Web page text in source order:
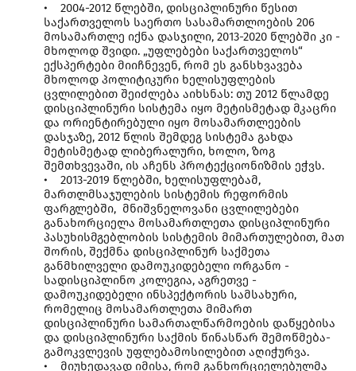
• 2004-2012 წლებში, დისციპლინური წესით
საქართველოს საერთო სასამართლოების 206
მოსამართლე იქნა დასჯილი, 2013-2020 წლებში კი -
მხოლოდ შვიდი. „უფლებები საქართველოს“
ექსპერტები მიიჩნევენ, რომ ეს განსხვავება
მხოლოდ პოლიტიკური ხელისუფლების
ცვლილებით შეიძლება აიხსნას: თუ 2012 წლამდე
დისციპლინური სისტემა იყო მეტისმეტად მკაცრი
და ორიენტირებული იყო მოსამართლეების
დასჯაზე, 2012 წლის შემდეგ სისტემა გახდა
მეტისმეტად ლიბერალური, ხოლო, ზოგ
შემთხვევაში, ის აჩენს პროტექციონიზმის ეჭვს.
• 2013-2019 წლებში, ხელისუფლებამ,
მართლმსაჯულების სისტემის რეფორმის
ფარგლებში, მნიშვნელოვანი ცვლილებები
განახორციელა მოსამართლეთა დისციპლინური
პასუხისმგებლობის სისტემის მიმართულებით, მათ
შორის, შექმნა დისციპლინურ საქმეთა
განმხილველი დამოუკიდებელი ორგანო -
სადისციპლინო კოლეგია, აგრეთვე -
დამოუკიდებელი ინსპექტორის სამსახური,
რომელიც მოსამართლეთა მიმართ
დისციპლინური სამართალწარმოების დაწყებისა
და დისციპლინური საქმის წინასწარ შემოწმება-
გამოკვლევის უფლებამოსილებით აღიჭურვა.
• მიუხედავად იმისა, რომ განხორციელებულმა